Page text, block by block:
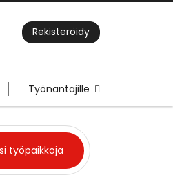
Rekisteröidy
Työnantajille